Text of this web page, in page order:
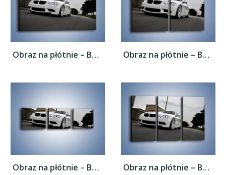
Obraz na płótnie – BMW M3 E92 Tuning –... Obraz na płótnie – BMW M3 E92 Tuning –...
Obraz na płótnie – BMW M3 E92 Tuning –... Obraz na płótnie – BMW M3 E92 Tuning –...